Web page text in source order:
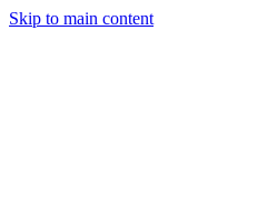
Skip to main content